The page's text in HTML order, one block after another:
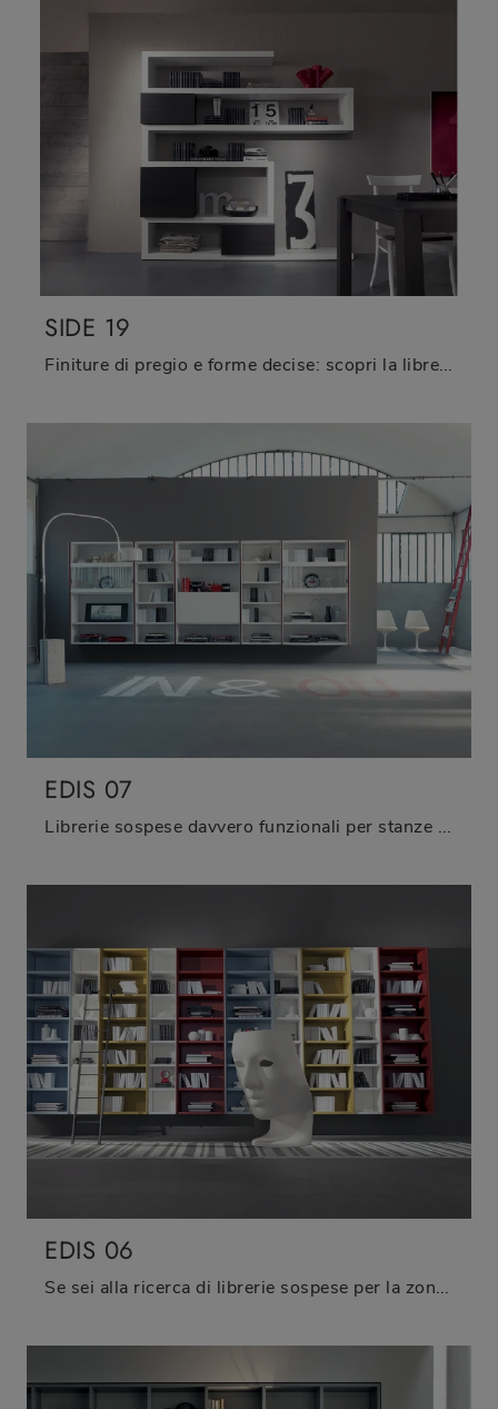
SIDE 19
Finiture di pregio e forme decise: scopri la libreria Side 19 di Fimar tra le più esclusive Librerie design a muro.
EDIS 07
Librerie sospese davvero funzionali per stanze moderne: scopri di più sul modello Edis 07 del brand Fimar!
EDIS 06
Se sei alla ricerca di librerie sospese per la zona giorno, clicca e scopri le nostre soluzioni design: il modello Edis 06 Fimar ti aspetta!